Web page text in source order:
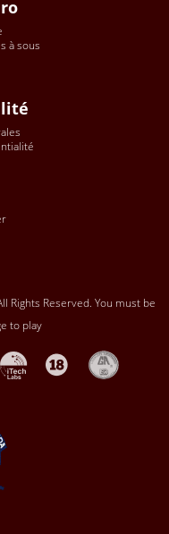
à sous
Rights Reserved. You must be
to play